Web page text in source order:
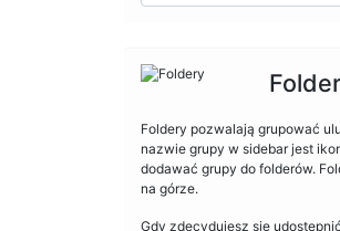
Foldery pozwalają grupować
nazwie grupy w sidebar jest
dodawać grupy do folderów.
na górze.
Gdy zdecydujesz się